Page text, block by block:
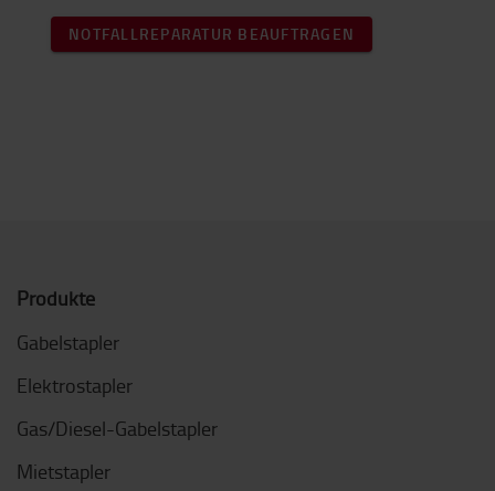
NOTFALLREPARATUR BEAUFTRAGEN
Produkte
Gabelstapler
Elektrostapler
Gas/Diesel-Gabelstapler
Mietstapler